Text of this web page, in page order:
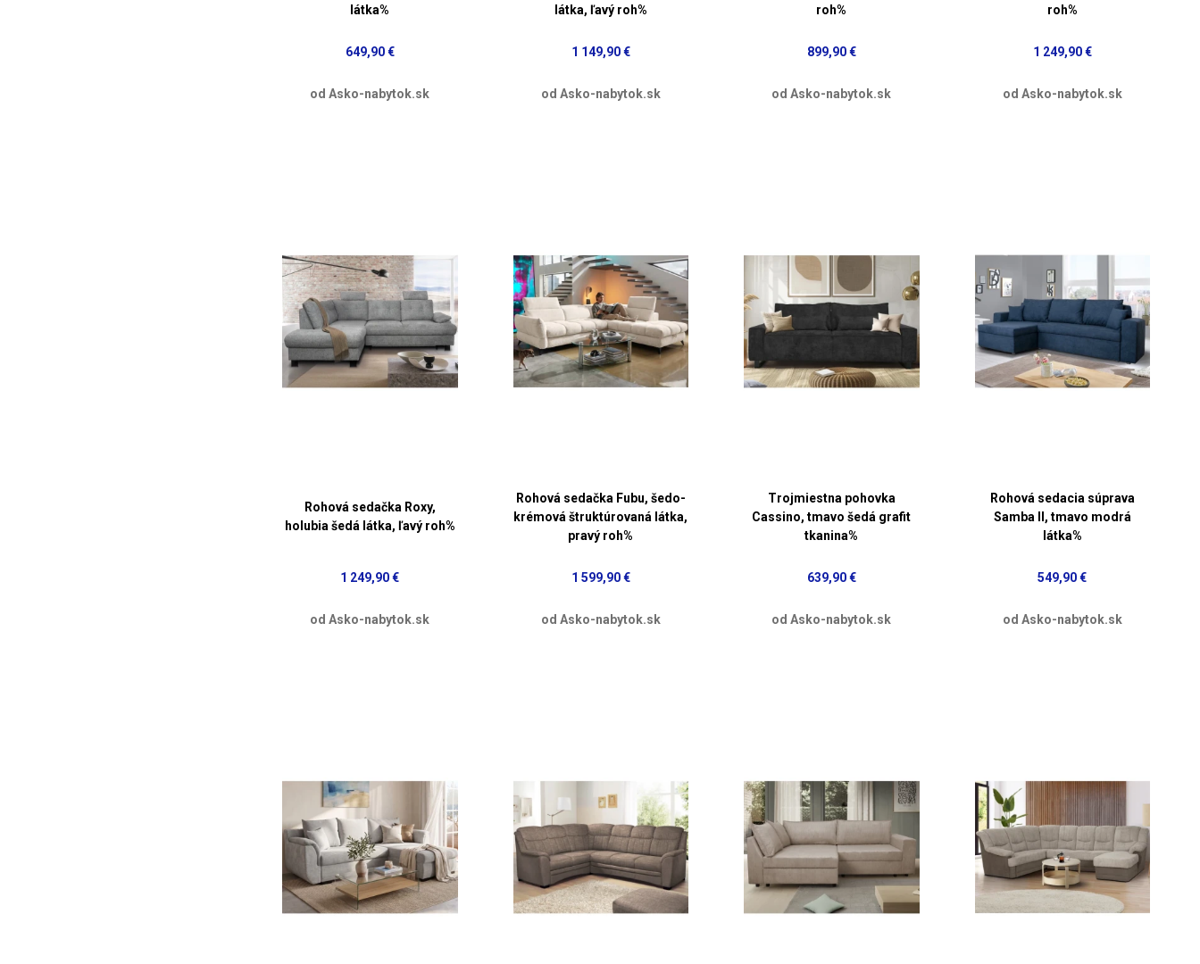
látka%
649,90 €
od Asko-nabytok.sk
látka, ľavý roh%
1 149,90 €
od Asko-nabytok.sk
roh%
899,90 €
od Asko-nabytok.sk
roh%
1 249,90 €
od Asko-nabytok.sk
Rohová sedačka Roxy,
holubia šedá látka, ľavý roh%
1 249,90 €
od Asko-nabytok.sk
Rohová sedačka Fubu, šedo-
krémová štruktúrovaná látka,
pravý roh%
1 599,90 €
od Asko-nabytok.sk
Trojmiestna pohovka
Cassino, tmavo šedá grafit
tkanina%
639,90 €
od Asko-nabytok.sk
Rohová sedacia súprava
Samba II, tmavo modrá
látka%
549,90 €
od Asko-nabytok.sk